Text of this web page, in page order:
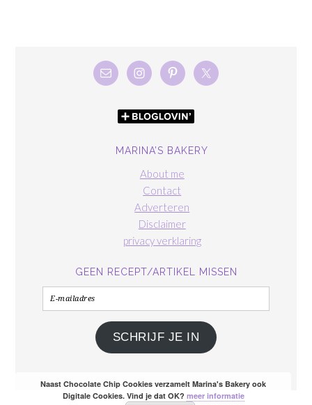
MARINA’S BAKERY
About me
Contact
Adverteren
Disclaimer
privacy verklaring
GEEN RECEPT/ARTIKEL MISSEN
E-
mailadres
SCHRIJF JE IN
Naast Chocolate Chip Cookies verzamelt Marina's Bakery ook
Digitale Cookies. Vind je dat OK? meer informatie